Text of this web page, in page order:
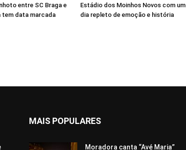
entre SC Braga e
tem data marcada
Estádio dos Moinhos Novos com um
dia repleto de emoção e história
MAIS POPULARES
Moradora canta “Avé Maria”